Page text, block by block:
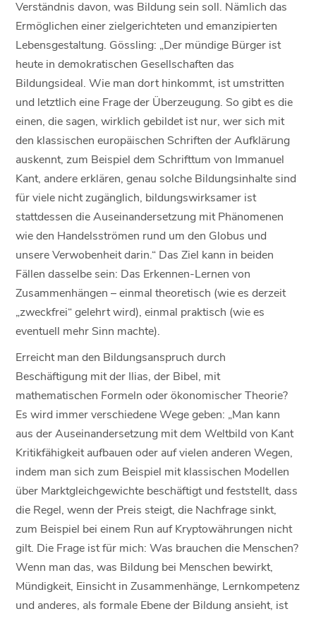
Verständnis davon, was Bildung sein soll. Nämlich das
Ermöglichen einer zielgerichteten und emanzipierten
Lebensgestaltung. Gössling: „Der mündige Bürger ist
heute in demokratischen Gesellschaften das
Bildungsideal. Wie man dort hinkommt, ist umstritten
und letztlich eine Frage der Überzeugung. So gibt es die
einen, die sagen, wirklich gebildet ist nur, wer sich mit
den klassischen europäischen Schriften der Aufklärung
auskennt, zum Beispiel dem Schrifttum von Immanuel
Kant, andere erklären, genau solche Bildungsinhalte sind
für viele nicht zugänglich, bildungswirksamer ist
stattdessen die Auseinandersetzung mit Phänomenen
wie den Handelsströmen rund um den Globus und
unsere Verwobenheit darin.“ Das Ziel kann in beiden
Fällen dasselbe sein: Das Erkennen-Lernen von
Zusammenhängen – einmal theoretisch (wie es derzeit
„zweckfrei“ gelehrt wird), einmal praktisch (wie es
eventuell mehr Sinn machte).
Erreicht man den Bildungsanspruch durch
Beschäftigung mit der Ilias, der Bibel, mit
mathematischen Formeln oder ökonomischer Theorie?
Es wird immer verschiedene Wege geben: „Man kann
aus der Auseinandersetzung mit dem Weltbild von Kant
Kritikfähigkeit aufbauen oder auf vielen anderen Wegen,
indem man sich zum Beispiel mit klassischen Modellen
über Marktgleichgewichte beschäftigt und feststellt, dass
die Regel, wenn der Preis steigt, die Nachfrage sinkt,
zum Beispiel bei einem Run auf Kryptowährungen nicht
gilt. Die Frage ist für mich: Was brauchen die Menschen?
Wenn man das, was Bildung bei Menschen bewirkt,
Mündigkeit, Einsicht in Zusammenhänge, Lernkompetenz
und anderes, als formale Ebene der Bildung ansieht, ist